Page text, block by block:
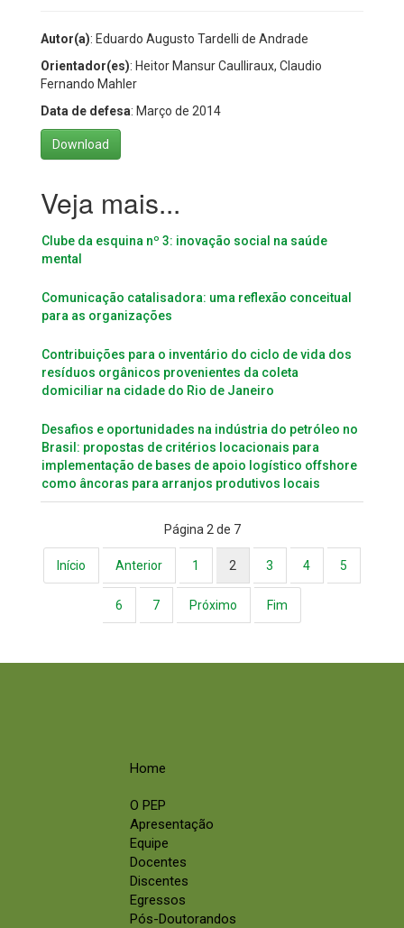
Autor(a): Eduardo Augusto Tardelli de Andrade
Orientador(es): Heitor Mansur Caulliraux, Claudio
Fernando Mahler
Data de defesa: Março de 2014
Download
Clube da esquina nº 3: inovação social na saúde
mental
Comunicação catalisadora: uma reflexão conceitual
para as organizações
Contribuições para o inventário do ciclo de vida dos
resíduos orgânicos provenientes da coleta
domiciliar na cidade do Rio de Janeiro
Desafios e oportunidades na indústria do petróleo no
Brasil: propostas de critérios locacionais para
implementação de bases de apoio logístico offshore
como âncoras para arranjos produtivos locais
Página 2 de 7
Início Anterior 1 2 3 4 5
6 7 Próximo Fim
Home
O PEP
Apresentação
Equipe
Docentes
Discentes
Egressos
Pós-Doutorandos